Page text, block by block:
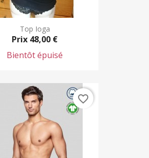
Top Ioga
Prix 48,00 €
Bientôt épuisé
favorite_border